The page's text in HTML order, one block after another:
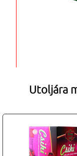
Utoljára